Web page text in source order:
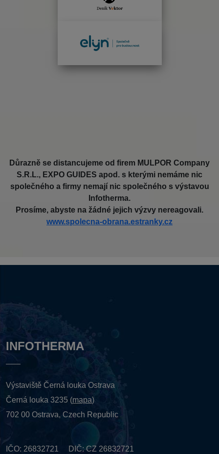
Důrazně se distancujeme od firem MULPOR Company
S.R.L., EXPO GUIDES apod. s kterými nemáme nic
společného a firmy nemají nic společného s výstavou
Infotherma.
Prosíme, abyste na žádné jejich výzvy nereagovali.
www.spolecna-obrana.estranky.cz
INFOTHERMA
Výstaviště Černá louka Ostrava
Černá louka 3235 (mapa)
702 00 Ostrava, Czech Republic
IČO: 26832721 DIČ: CZ 26832721